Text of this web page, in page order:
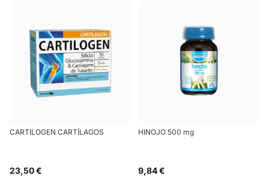
CARTILOGEN CARTÍLAGOS
23,50 €
HINOJO 500 mg
9,84 €